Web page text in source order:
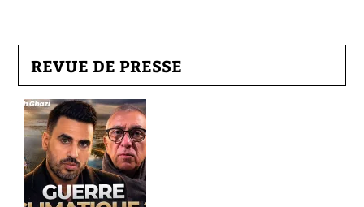
REVUE DE PRESSE